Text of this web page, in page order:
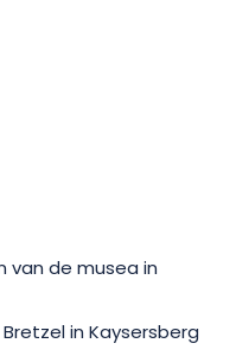
op heerlijke wijze
van de musea in
in Kaysersberg